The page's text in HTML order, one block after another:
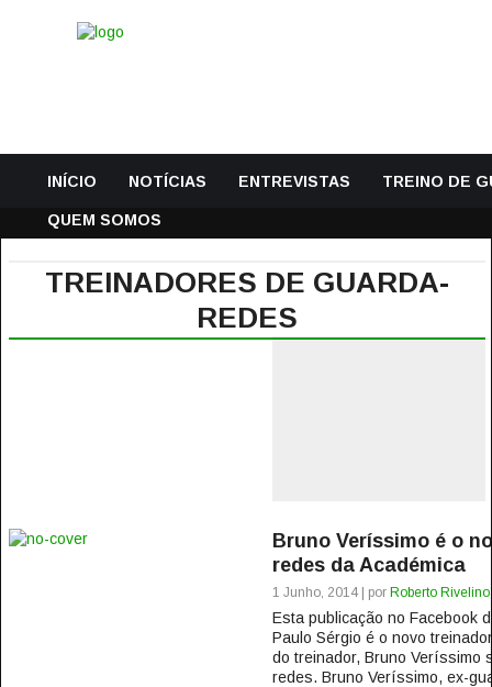
INÍCIO NOTÍCIAS ENTREVISTAS TREINO DE
QUEM SOMOS
TREINADORES DE GUARDA-
REDES
Bruno Veríssimo é o
redes da Académica
1 Junho, 2014 | por Roberto Rivelino
Esta publicação no Facebook
Paulo Sérgio é o novo
do treinador, Bruno Veríssimo
redes. Bruno Veríssimo, ex-